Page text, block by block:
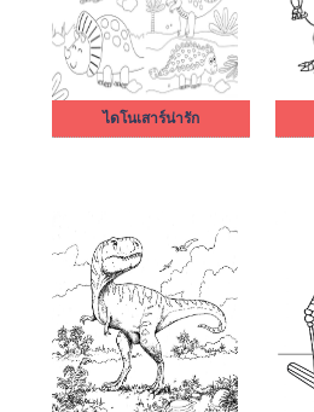
ไดโนเสาร์น่ารัก